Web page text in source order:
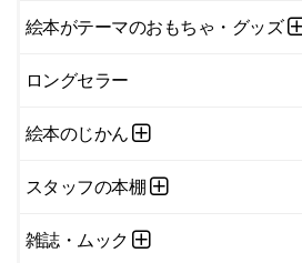
絵本がテーマのおもちゃ・グッズ
ロングセラー
絵本のじかん
スタッフの本棚
雑誌・ムック